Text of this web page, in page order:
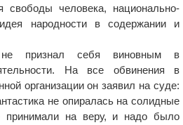
свободы человека, национально-
народности в содержании и
признал себя виновным в
На все обвинения в
организации он заявил на суде:
не опиралась на солидные
принимали на веру, и надо было